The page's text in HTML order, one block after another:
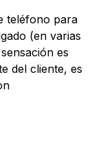
teléfono para
(en varias
es
del cliente, es